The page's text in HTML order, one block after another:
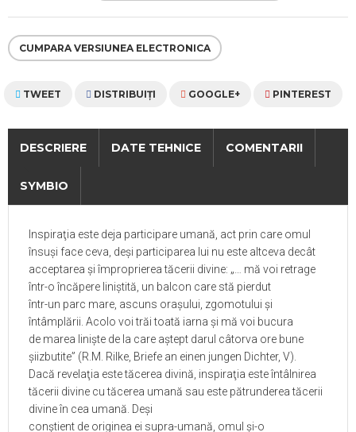
CUMPARA VERSIUNEA ELECTRONICA
TWEET DISTRIBUIŢI GOOGLE+ PINTEREST
DESCRIERE DATE TEHNICE COMENTARII
SYMBIO
Inspiraţia este deja participare umană, act prin care omul
însuşi face ceva, deşi participarea lui nu este altceva decât
acceptarea şi împroprierea tăcerii divine: „… mă voi retrage
într-o încăpere liniştită, un balcon care stă pierdut
într-un parc mare, ascuns oraşului, zgomotului şi
întâmplării. Acolo voi trăi toată iarna şi mă voi bucura
de marea linişte de la care aştept darul câtorva ore bune
şiizbutite” (R.M. Rilke, Briefe an einen jungen Dichter, V).
Dacă revelaţia este tăcerea divină, inspiraţia este întâlnirea
tăcerii divine cu tăcerea umană sau este pătrunderea tăcerii
divine în cea umană. Deşi
conştient de originea ei supra-umană, omul şi-o